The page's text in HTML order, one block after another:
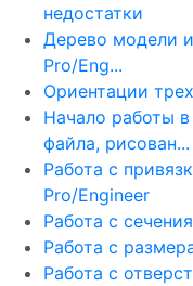
недостатки
Дерево модели
Pro/Eng...
Ориентации
Начало работы
файла, рисован...
Работа с
Pro/Engineer
Работа с
Работа с
Работа с